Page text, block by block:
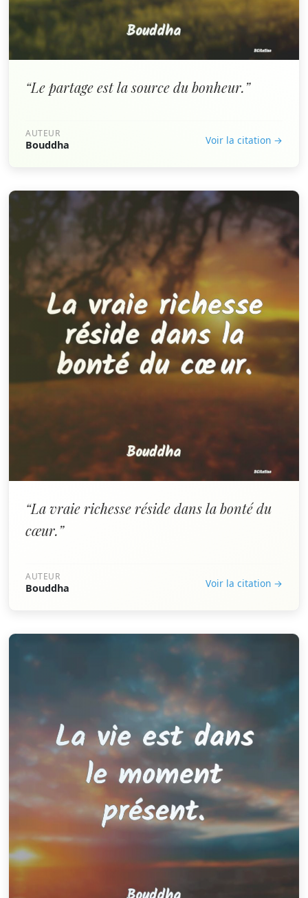
“Le partage est la source du bonheur.”
AUTEUR
Bouddha Voir la citation →
“La vraie richesse réside dans la bonté du
cœur.”
AUTEUR
Bouddha Voir la citation →